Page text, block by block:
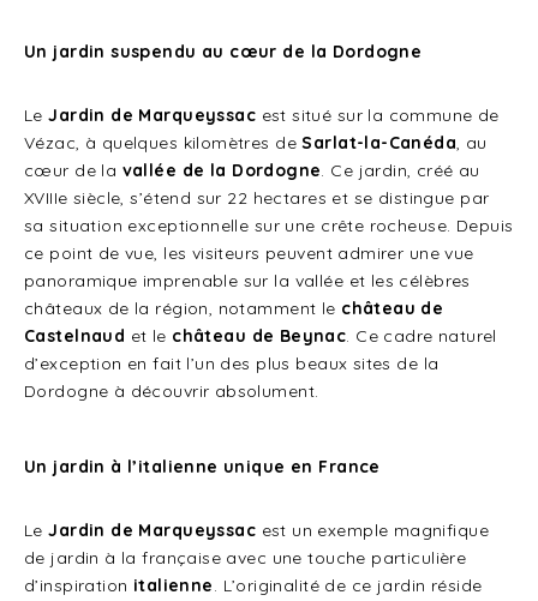
Un jardin suspendu au cœur de la Dordogne
LeJardin de Marqueyssac est situé sur la commune de
Vézac, à quelques kilomètres deSarlat-la-Canéda, au
cœur de la vallée de la Dordogne. Ce jardin, créé au
XVIIIe siècle, s’étend sur 22 hectares et se distingue par
sa situation exceptionnelle sur une crête rocheuse. Depuis
ce point de vue, les visiteurs peuvent admirer une vue
panoramique imprenable sur la vallée et les célèbres
châteaux de la région, notamment le château de
Castelnaud et le château de Beynac. Ce cadre naturel
d’exception en fait l’un des plus beaux sites de la
Dordogne à découvrir absolument.
Un jardin à l’italienne unique en France
LeJardin de Marqueyssac est un exemple magnifique
de jardin à la française avec une touche particulière
d’inspiration italienne. L’originalité de ce jardin réside